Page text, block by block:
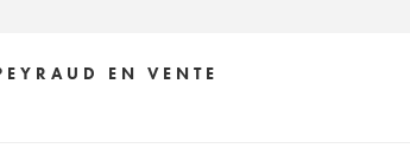
EN VENTE